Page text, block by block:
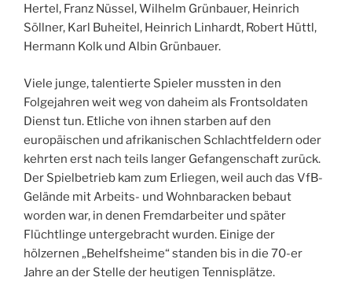
Hertel, Franz Nüssel, Wilhelm Grünbauer, Heinrich
Söllner, Karl Buheitel, Heinrich Linhardt, Robert Hüttl,
Hermann Kolk und Albin Grünbauer.
Viele junge, talentierte Spieler mussten in den
Folgejahren weit weg von daheim als Frontsoldaten
Dienst tun. Etliche von ihnen starben auf den
europäischen und afrikanischen Schlachtfeldern oder
kehrten erst nach teils langer Gefangenschaft zurück.
Der Spielbetrieb kam zum Erliegen, weil auch das VfB-
Gelände mit Arbeits- und Wohnbaracken bebaut
worden war, in denen Fremdarbeiter und später
Flüchtlinge untergebracht wurden. Einige der
hölzernen „Behelfsheime“ standen bis in die 70-er
Jahre an der Stelle der heutigen Tennisplätze.